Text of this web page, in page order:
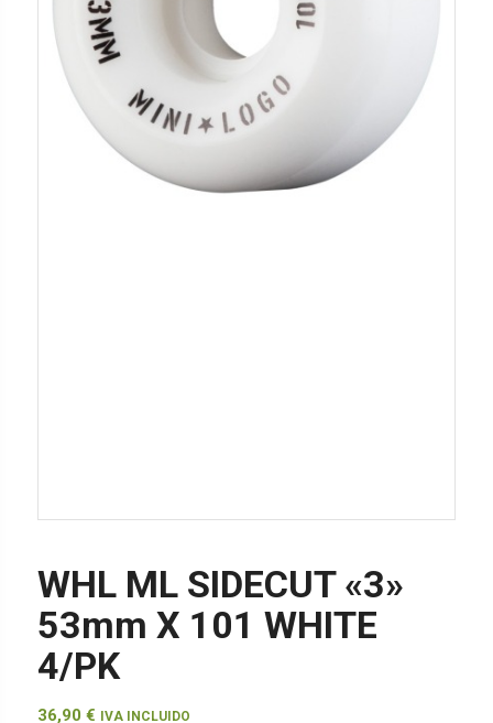
WHL ML SIDECUT «3»
53mm X 101 WHITE
4/PK
36,90 € IVA INCLUIDO